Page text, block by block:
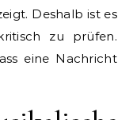
Deshalb ist es
zu prüfen.
eine Nachricht